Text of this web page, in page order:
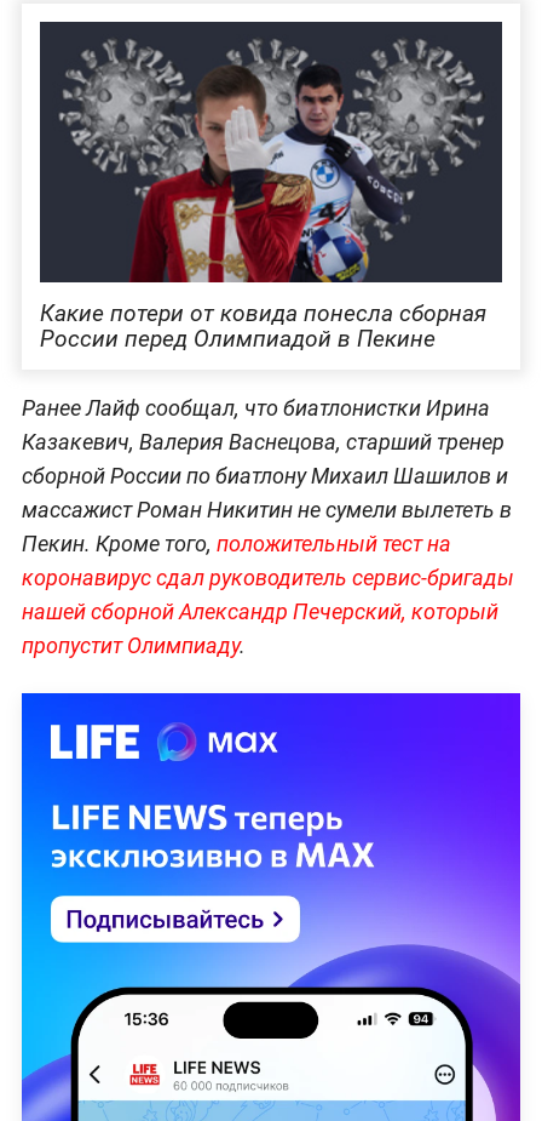
Какие потери от ковида понесла сборная
России перед Олимпиадой в Пекине
Ранее Лайф сообщал, что биатлонистки Ирина
Казакевич, Валерия Васнецова, старший тренер
сборной России по биатлону Михаил Шашилов и
массажист Роман Никитин не сумели вылететь в
Пекин. Кроме того, положительный тест на
коронавирус сдал руководитель сервис-бригады
нашей сборной Александр Печерский, который
пропустит Олимпиаду.